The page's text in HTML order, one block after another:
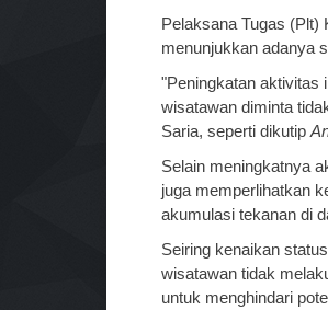
Pelaksana Tugas (Plt)
menunjukkan adanya
"Peningkatan aktivitas
wisatawan diminta
Saria, seperti dikutip
Selain meningkatnya
juga memperlihatkan
akumulasi tekanan di
Seiring kenaikan
wisatawan tidak
untuk menghindari